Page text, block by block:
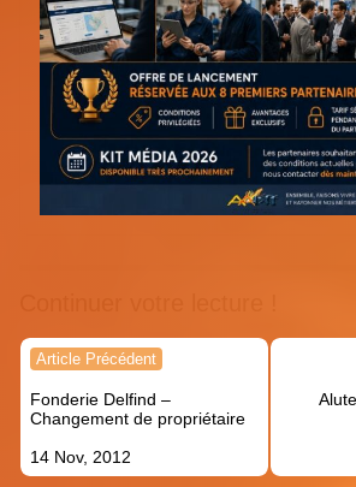
Navigation
l’article
Article Précédent
Fonderie Delfind –
Changement de propriétaire
14 Nov, 2012